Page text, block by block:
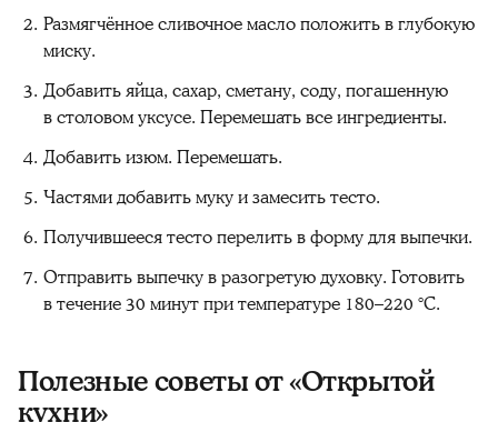
Размягчённое сливочное масло положить в глубокую
миску.
Добавить яйца, сахар, сметану, соду, погашенную
в столовом уксусе. Перемешать все ингредиенты.
Добавить изюм. Перемешать.
Частями добавить муку и замесить тесто.
Получившееся тесто перелить в форму для выпечки.
Отправить выпечку в разогретую духовку. Готовить
в течение 30 минут при температуре 180–220 °C.
Полезные советы от «Открытой